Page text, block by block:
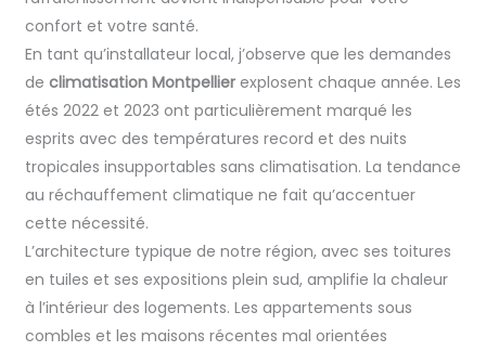
confort et votre santé.
En tant qu’installateur local, j’observe que les demandes
de climatisation Montpellierexplosent chaque année. Les
étés 2022 et 2023 ont particulièrement marqué les
esprits avec des températures record et des nuits
tropicales insupportables sans climatisation. La tendance
au réchauffement climatique ne fait qu’accentuer
cette nécessité.
L’architecture typique de notre région, avec ses toitures
en tuiles et ses expositions plein sud, amplifie la chaleur
à l’intérieur des logements. Les appartements sous
combles et les maisons récentes mal orientées